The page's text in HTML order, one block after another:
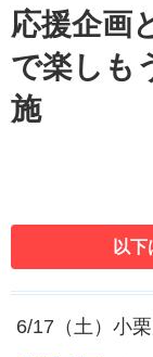
応援企画
で楽しも
施
以
6/17（土）小